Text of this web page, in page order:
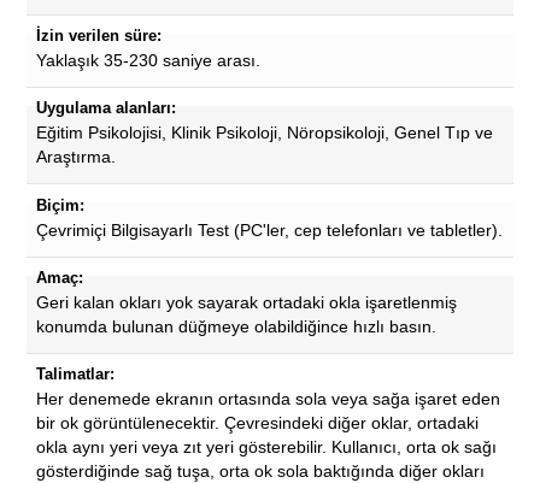
İzin verilen süre:
Yaklaşık 35-230 saniye arası.
Uygulama alanları:
Eğitim Psikolojisi, Klinik Psikoloji, Nöropsikoloji, Genel Tıp ve
Araştırma.
Biçim:
Çevrimiçi Bilgisayarlı Test (PC'ler, cep telefonları ve tabletler).
Amaç:
Geri kalan okları yok sayarak ortadaki okla işaretlenmiş
konumda bulunan düğmeye olabildiğince hızlı basın.
Talimatlar:
Her denemede ekranın ortasında sola veya sağa işaret eden
bir ok görüntülenecektir. Çevresindeki diğer oklar, ortadaki
okla aynı yeri veya zıt yeri gösterebilir. Kullanıcı, orta ok sağı
gösterdiğinde sağ tuşa, orta ok sola baktığında diğer okları